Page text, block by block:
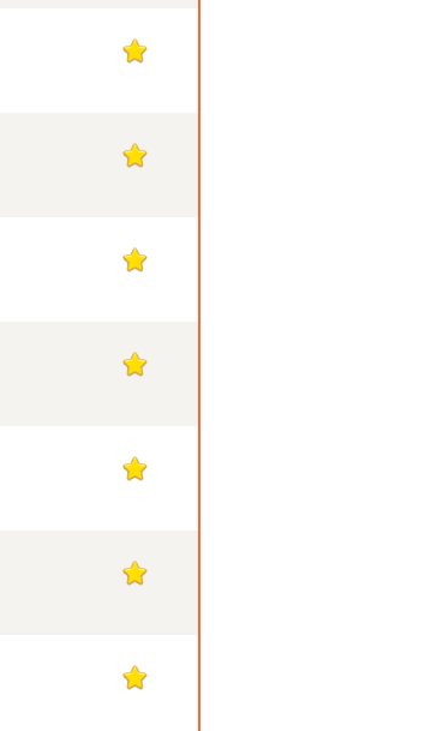
1
1
1
1
1
1
1